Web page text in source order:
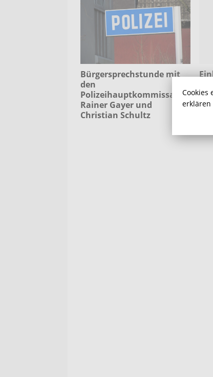
Bürgersprechstunde mit
den
Polizeihauptkommissaren
Rainer Gayer und
Christian Schultz
Cookies
erklären